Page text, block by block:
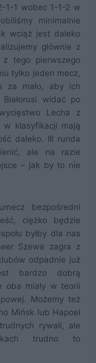
1-1 wobec 1-1-2 w
minimalnie
wciąż jest daleko
głównie z
z tego pierwszego
tylko jeden mecz,
mało, aby ich
widać po
Lecha z
w klasyfikacji mają
daleko. III runda
ale na razie
– jak by to nie
bezpośredni
ciężko będzie
byłby dla nas
Szewa zagra z
odpadnie już
bardzo dobrą
oba miały w teorii
Możemy też
Mińsk lub Hapoel
rywali, ale
trudno to